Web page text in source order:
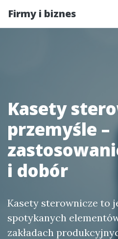
Firmy i biznes
Kasety
przemyśle –
i dobór
Kasety sterownicze to
spotykanych
zakładach